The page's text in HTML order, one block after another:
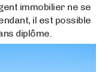
immobilier ne se
il est possible
diplôme.